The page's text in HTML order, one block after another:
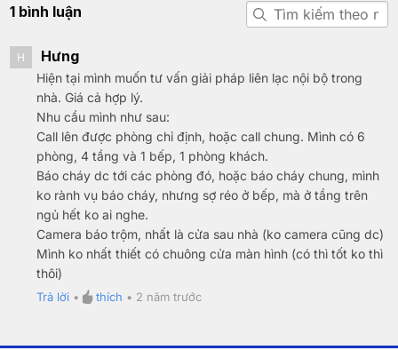
1 bình luận
H Hưng
Hiện tại mình muốn tư vấn giải pháp liên lạc nội bộ trong
nhà. Giá cả hợp lý.
Nhu cầu mình như sau:
Call lên được phòng chỉ định, hoặc call chung. Mình có 6
phòng, 4 tầng và 1 bếp, 1 phòng khách.
Báo cháy dc tới các phòng đó, hoặc báo cháy chung, mình
ko rành vụ báo cháy, nhưng sợ réo ở bếp, mà ở tầng trên
ngủ hết ko ai nghe.
Camera báo trộm, nhất là cửa sau nhà (ko camera cũng dc)
Mình ko nhất thiết có chuông cửa màn hình (có thì tốt ko thì
thôi)
Trả lời • thích • 2 năm trước